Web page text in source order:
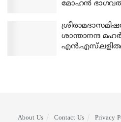
മോഹന്‍
ശാന്താനന്ദ
About Us Contact Us Privacy